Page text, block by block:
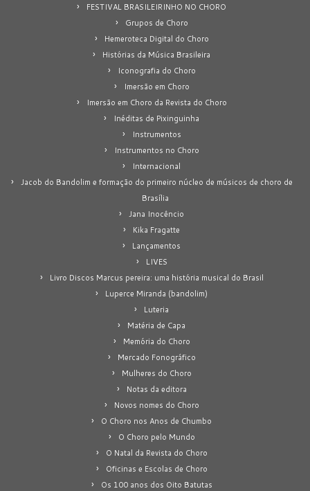
FESTIVAL BRASILEIRINHO NO CHORO
Grupos de Choro
Hemeroteca Digital do Choro
Histórias da Música Brasileira
Iconografia do Choro
Imersão em Choro
Imersão em Choro da Revista do Choro
Inéditas de Pixinguinha
Instrumentos
Instrumentos no Choro
Internacional
Jacob do Bandolim e formação do primeiro núcleo de músicos de choro de
Brasília
Jana Inocêncio
Kika Fragatte
Lançamentos
LIVES
Livro Discos Marcus pereira: uma história musical do Brasil
Luperce Miranda (bandolim)
Luteria
Matéria de Capa
Memória do Choro
Mercado Fonográfico
Mulheres do Choro
Notas da editora
Novos nomes do Choro
O Choro nos Anos de Chumbo
O Choro pelo Mundo
O Natal da Revista do Choro
Oficinas e Escolas de Choro
Os 100 anos dos Oito Batutas